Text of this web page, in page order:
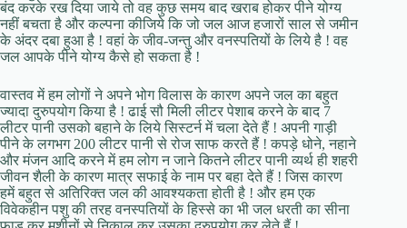
बंद करके रख दिया जाये तो वह कुछ समय बाद खराब होकर पीने योग्य
नहीं बचता है और कल्पना कीजिये कि जो जल आज हजारों साल से जमीन
के अंदर दबा हुआ है ! वहां के जीव-जन्तु और वनस्पतियों के लिये है ! वह
जल आपके पीने योग्य कैसे हो सकता है !
वास्तव में हम लोगों ने अपने भोग विलास के कारण अपने जल का बहुत
ज्यादा दुरुपयोग किया है ! ढाई सौ मिली लीटर पेशाब करने के बाद 7
लीटर पानी उसको बहाने के लिये सिस्टर्न में चला देते हैं ! अपनी गाड़ी
पीने के लगभग 200 लीटर पानी से रोज साफ करते हैं ! कपड़े धोने, नहाने
और मंजन आदि करने में हम लोग न जाने कितने लीटर पानी व्यर्थ ही शहरी
जीवन शैली के कारण मात्र सफाई के नाम पर बहा देते हैं ! जिस कारण
हमें बहुत से अतिरिक्त जल की आवश्यकता होती है ! और हम एक
विवेकहीन पशु की तरह वनस्पतियों के हिस्से का भी जल धरती का सीना